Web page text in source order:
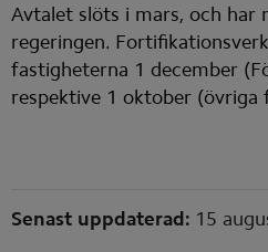
Avtalet slöts i mars, och har
regeringen.
fastigheterna 1 december
respektive 1 oktober (övriga
Sidinformation
Senast uppdaterad: 15